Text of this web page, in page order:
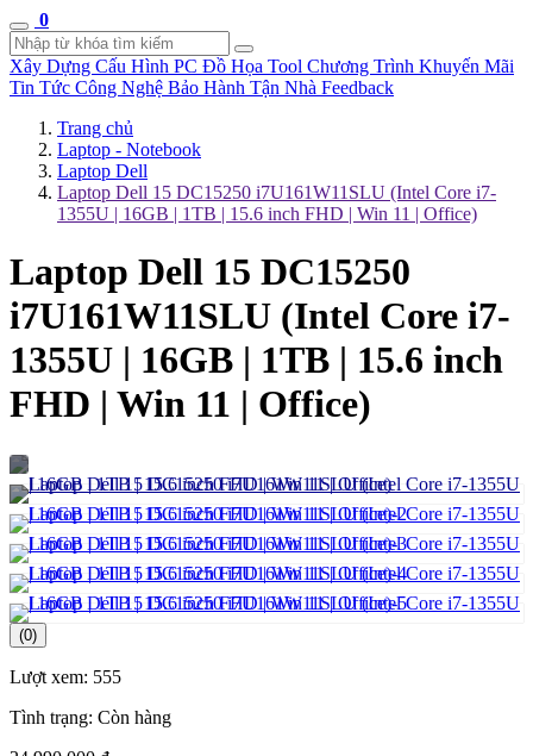
0
Xây Dựng Cấu Hình PC Đồ Họa Tool Chương Trình Khuyến Mãi
Tin Tức Công Nghệ Bảo Hành Tận Nhà Feedback
Trang chủ
Laptop - Notebook
Laptop Dell
Laptop Dell 15 DC15250 i7U161W11SLU (Intel Core i7-
1355U | 16GB | 1TB | 15.6 inch FHD | Win 11 | Office)
Laptop Dell 15 DC15250
i7U161W11SLU (Intel Core i7-
1355U | 16GB | 1TB | 15.6 inch
FHD | Win 11 | Office)
(0)
Lượt xem: 555
Tình trạng: Còn hàng